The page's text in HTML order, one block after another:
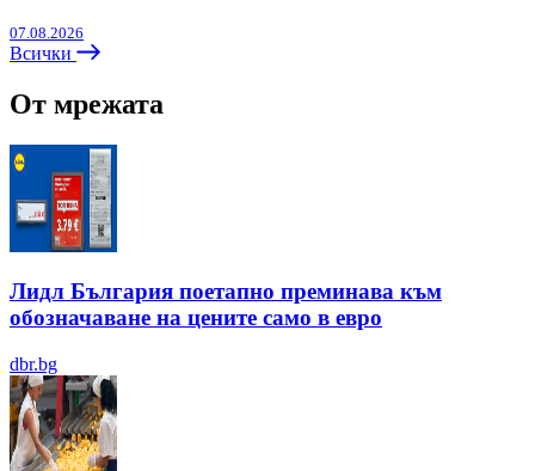
07.08.2026
Всички
От мрежата
Лидл България поетапно преминава към
обозначаване на цените само в евро
dbr.bg